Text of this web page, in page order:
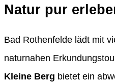
Natur pur
Bad Rothenfelde lädt mit
naturnahen
Kleine Berg bietet ein